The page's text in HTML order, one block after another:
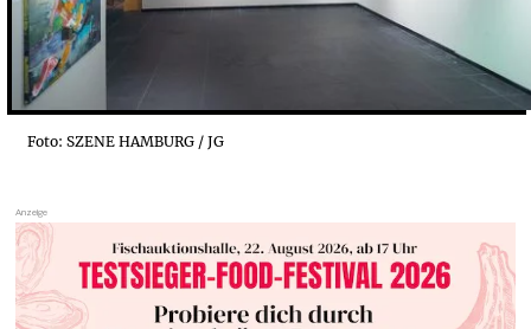
Foto: SZENE HAMBURG / JG